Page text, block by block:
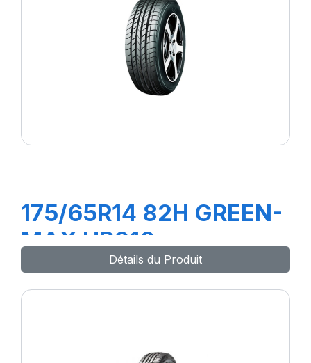
175/65R14 82H GREEN-
MAX HP010
Détails du Produit